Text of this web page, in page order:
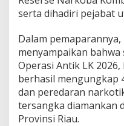
g
k
D
i
a
m
a
n
k
serta dihadiri pejabat
Dalam
menyampaikan
Operasi Antik LK
berhasil mengungkap
dan peredaran
tersangka diamankan
Provinsi Riau.